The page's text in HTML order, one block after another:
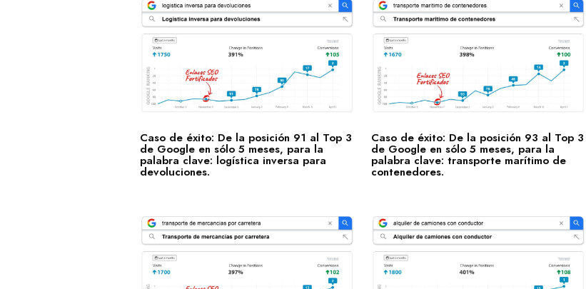
Caso de éxito: De la posición 91 al Top 3
de Google en sólo 5 meses, para la
palabra clave: logística inversa para
devoluciones.
Caso de éxito: De la posición 93 al Top 3
de Google en sólo 5 meses, para la
palabra clave: transporte marítimo de
contenedores.